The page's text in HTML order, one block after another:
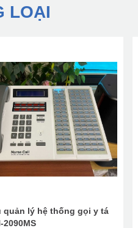
LOẠI
quản lý hệ thống gọi y tá
2090MS